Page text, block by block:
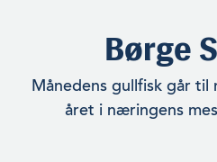
Børge
Månedens gullfisk går til
året i næringens